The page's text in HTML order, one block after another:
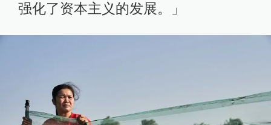
强化了资本主义的发展。」